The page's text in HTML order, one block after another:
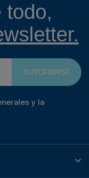
todo,
SUSCRIBIRSE
y la